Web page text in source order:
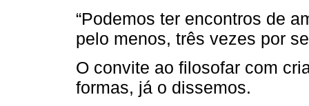
“Podemos ter encontros de
pelo menos, três vezes por
O convite ao filosofar com
formas, já o dissemos.